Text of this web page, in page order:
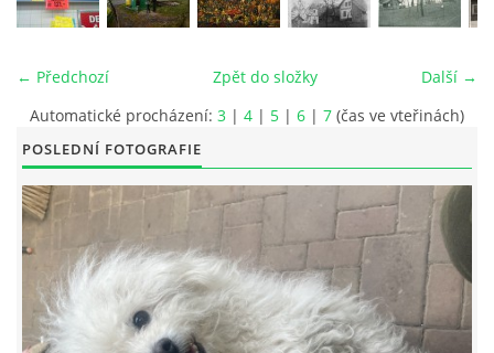
← Předchozí Další →
Zpět do složky
Automatické procházení: 3 | 4 | 5 | 6 | 7 (čas ve vteřinách)
POSLEDNÍ FOTOGRAFIE